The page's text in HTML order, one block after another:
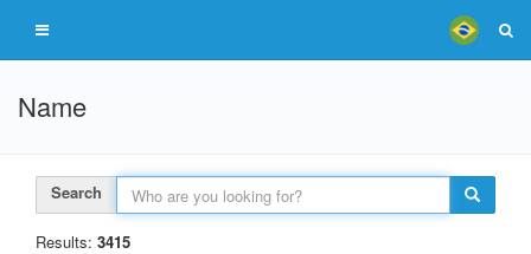
Name
Search
Results: 3415